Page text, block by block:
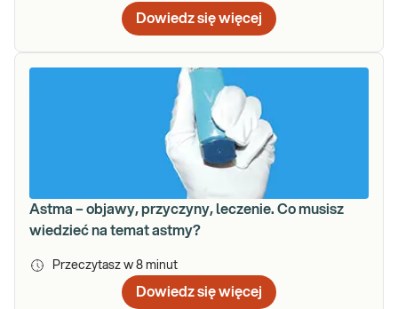
Dowiedz się więcej
Astma – objawy, przyczyny, leczenie. Co musisz
wiedzieć na temat astmy?
Przeczytasz w 8 minut
Dowiedz się więcej